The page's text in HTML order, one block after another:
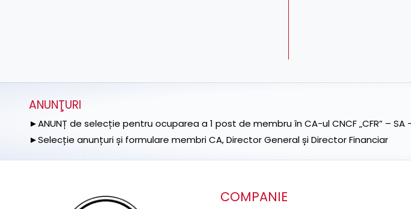
ANUNŢURI
►ANUNȚ de selecție pentru ocuparea a 1 post de membru în CA-ul CNCF „CFR” – SA
►Selecție anunțuri și formulare membri CA, Director General și Director Financiar
COMPANIE